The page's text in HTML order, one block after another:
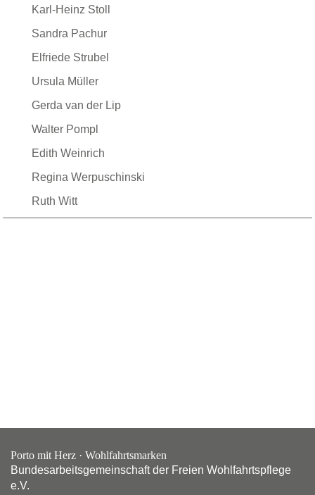
Karl-Heinz Stoll
Sandra Pachur
Elfriede Strubel
Ursula Müller
Gerda van der Lip
Walter Pompl
Edith Weinrich
Regina Werpuschinski
Ruth Witt
Porto mit Herz · Wohlfahrtsmarken
Bundesarbeitsgemeinschaft der Freien Wohlfahrtspflege
e.V.